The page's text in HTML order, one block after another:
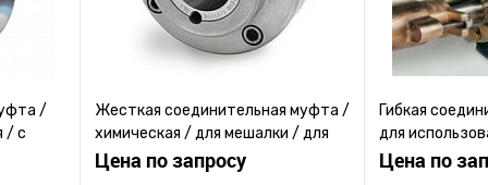
/
/ с
Жесткая соединительная муфта /
химическая / для мешалки / для
бумагоделательной машины
Цена по запросу
Гибкая
для
судах / без
Цена по